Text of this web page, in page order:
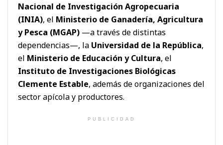
Nacional de Investigación Agropecuaria
(INIA), el Ministerio de Ganadería, Agricultura
y Pesca (MGAP) —a través de distintas
dependencias—, la Universidad de la República,
el Ministerio de Educación y Cultura, el
Instituto de Investigaciones Biológicas
Clemente Estable, además de organizaciones del
sector apícola y productores.
PUBLICIDAD